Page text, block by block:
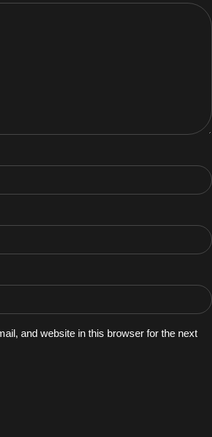
and website in this browser for the next